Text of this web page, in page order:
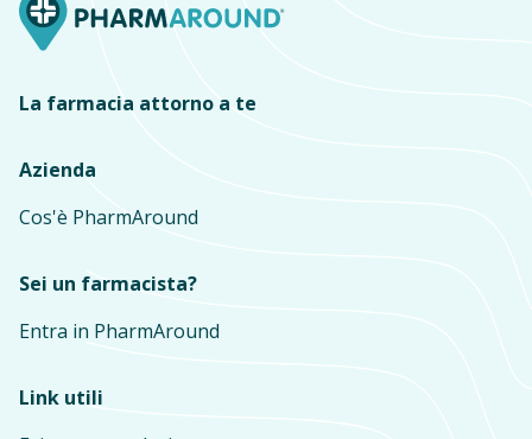
La farmacia attorno a te
Azienda
Cos'è PharmAround
Sei un farmacista?
Entra in PharmAround
Link utili